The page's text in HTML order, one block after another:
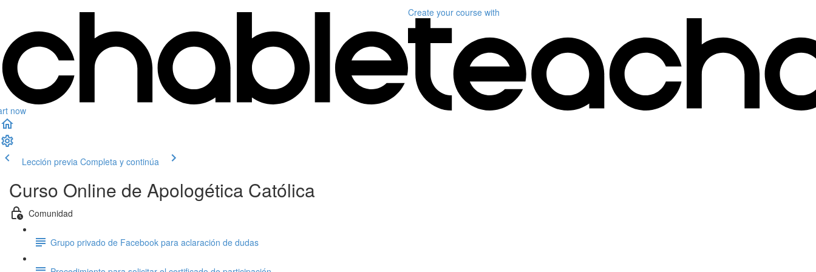
now
Create your course with
Lección previa Completa y continúa
Curso Online de Apologética Católica
Comunidad
Grupo privado de Facebook para aclaración de dudas